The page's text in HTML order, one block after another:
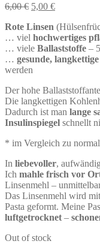
6,00€ 5,00 €
Rote Linsen
… viel hochwertiges
… viele Ballaststoffe –
… gesunde,
werden
Der hohe
Die langkettigen
Dadurch ist man lange
Insulinspiegel schnellt
* im Vergleich zu
In liebevoller,
Ich mahle frisch vor
Linsenmehl –
Das Linsenmehl wird
Pasta geformt. Meine
luftgetrocknet –
Out of stock